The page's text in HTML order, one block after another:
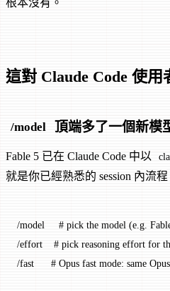
這對 Claude Code 使用
/model 頂端多了一個新模
Fable 5 已在 Claude Code 中以
就是你已經熟悉的 session 內流程
/model
# pick the model (e.g.
/effort
# pick reasoning effort for
/fast
# Opus fast mode: same